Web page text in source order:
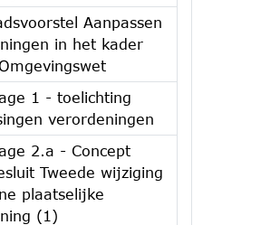
Aanpassen
in het kader
1 - toelichting
verordeningen
2.a - Concept
Tweede wijziging
plaatselijke
(1)